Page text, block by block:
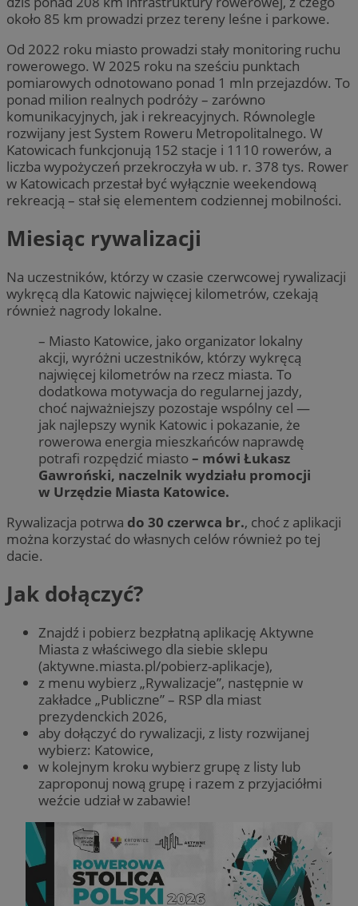
około 85 km prowadzi przez tereny leśne i parkowe.
Od 2022 roku miasto prowadzi stały monitoring ruchu
rowerowego. W 2025 roku na sześciu punktach
pomiarowych odnotowano ponad 1 mln przejazdów. To
ponad milion realnych podróży – zarówno
komunikacyjnych, jak i rekreacyjnych. Równolegle
rozwijany jest System Roweru Metropolitalnego. W
Katowicach funkcjonują 152 stacje i 1110 rowerów, a
liczba wypożyczeń przekroczyła w ub. r. 378 tys. Rower
w Katowicach przestał być wyłącznie weekendową
rekreacją – stał się elementem codziennej mobilności.
Miesiąc rywalizacji
Na uczestników, którzy w czasie czerwcowej rywalizacji
wykręcą dla Katowic najwięcej kilometrów, czekają
również nagrody lokalne.
– Miasto Katowice, jako organizator lokalny
akcji, wyróżni uczestników, którzy wykręcą
najwięcej kilometrów na rzecz miasta. To
dodatkowa motywacja do regularnej jazdy,
choć najważniejszy pozostaje wspólny cel —
jak najlepszy wynik Katowic i pokazanie, że
rowerowa energia mieszkańców naprawdę
potrafi rozpędzić miasto– mówi Łukasz
Gawroński, naczelnik wydziału promocji
w Urzędzie Miasta Katowice.
Rywalizacja potrwa do 30 czerwca br., choć z aplikacji
można korzystać do własnych celów również po tej
dacie.
Jak dołączyć?
Znajdź i pobierz bezpłatną aplikację Aktywne
Miasta z właściwego dla siebie sklepu
(aktywne.miasta.pl/pobierz-aplikacje),
z menu wybierz „Rywalizacje”, następnie w
zakładce „Publiczne” – RSP dla miast
prezydenckich 2026,
aby dołączyć do rywalizacji, z listy rozwijanej
wybierz: Katowice,
w kolejnym kroku wybierz grupę z listy lub
zaproponuj nową grupę i razem z przyjaciółmi
weźcie udział w zabawie!